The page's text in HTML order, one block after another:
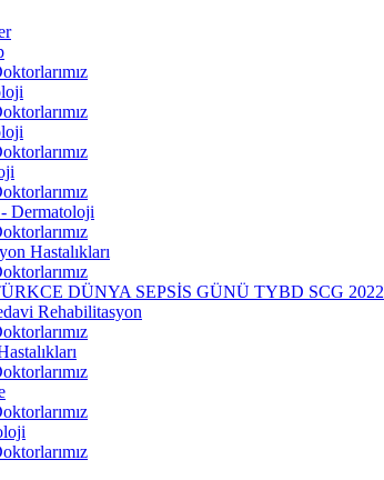
Dermatoloji
Hastalıkları
DÜNYA SEPSİS GÜNÜ TYBD SCG 2022
Rehabilitasyon